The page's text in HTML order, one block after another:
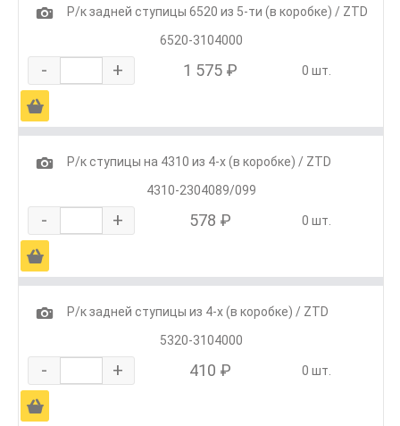
1
Р/к задней ступицы 6520 из 5-ти (в коробке) / ZTD
6520-3104000
- + 1 575 ₽ 0 шт.
Ä
1
Р/к ступицы на 4310 из 4-х (в коробке) / ZTD
4310-2304089/099
- + 578 ₽ 0 шт.
Ä
1
Р/к задней ступицы из 4-х (в коробке) / ZTD
5320-3104000
- + 410 ₽ 0 шт.
Ä